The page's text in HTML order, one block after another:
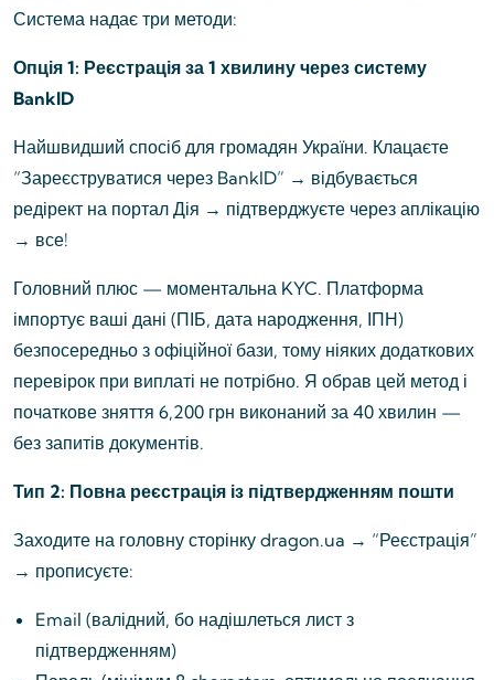
Система надає три методи:
Опція 1: Реєстрація за 1 хвилину через систему
BankID
Найшвидший спосіб для громадян України. Клацаєте
“Зареєструватися через BankID” → відбувається
редірект на портал Дія → підтверджуєте через аплікацію
→ все!
Головний плюс — моментальна KYC. Платформа
імпортує ваші дані (ПІБ, дата народження, ІПН)
безпосередньо з офіційної бази, тому ніяких додаткових
перевірок при виплаті не потрібно. Я обрав цей метод і
початкове зняття 6,200 грн виконаний за 40 хвилин —
без запитів документів.
Тип 2: Повна реєстрація із підтвердженням пошти
Заходите на головну сторінку dragon.ua → “Реєстрація”
→ прописуєте:
Email (валідний, бо надішлеться лист з
підтвердженням)